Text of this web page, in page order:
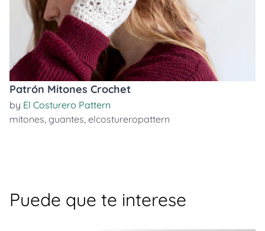
Patrón Mitones Crochet
by El Costurero Pattern
mitones, guantes, elcostureropattern
Puede que te interese